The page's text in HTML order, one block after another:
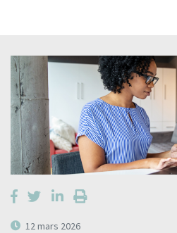
12 mars 2026